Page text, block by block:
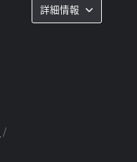
詳細情報